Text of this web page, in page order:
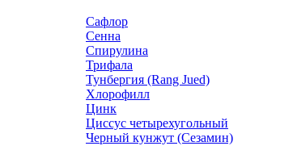
Сафлор
Сенна
Спирулина
Трифала
Тунбергия (Rang Jued)
Хлорофилл
Цинк
Циссус четырехугольный
Черный кунжут (Сезамин)